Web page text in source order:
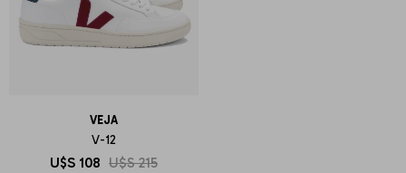
VEJA
V-12
U$S 108 U$S 215